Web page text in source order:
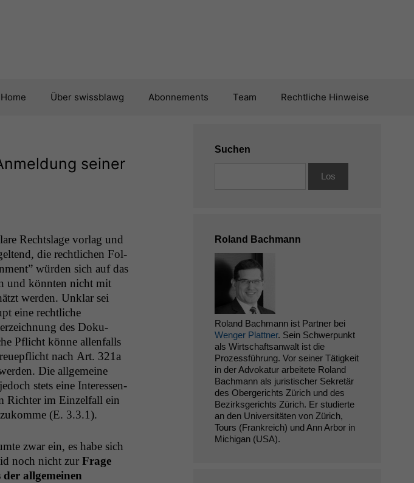
Home Über swissblawg Abonnements Team Rechtliche Hinweise
seiner
Recht­slage vor­lag und
die rechtlichen Fol­
wür­den sich auf das
und kön­nten nicht mit
wer­den. Unklar sei
eine rechtliche
des Doku­
Pflicht könne allen­falls
nach Art. 321a
Die all­ge­meine
stets eine Inter­essen­
Richter im Einzelfall ein
(E. 3.3.1).
zwar ein, es habe sich
noch nicht zur Frage
der all­ge­meinen
Suchen
Roland Bachmann
Roland Bachmann ist Partner bei
Wenger Plattner. Sein Schwerpunkt
als Wirtschaftsanwalt ist die
Prozessführung. Vor seiner Tätigkeit
in der Advokatur arbeitete Roland
Bachmann als juristischer Sekretär
des Obergerichts Zürich und des
Bezirksgerichts Zürich. Er studierte
an den Universitäten von Zürich,
Tours (Frankreich) und Ann Arbor in
Michigan (USA).